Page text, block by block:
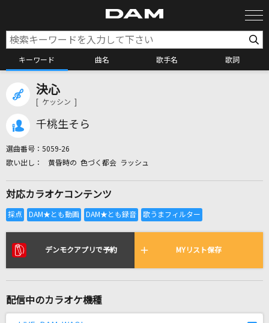
キーワード 曲名 歌手名 歌詞
全国りれき
リアルタイムで歌われている曲の一覧
[生音]Tomorrow never knows
決心
[ ケッシン ]
千桃生そら
選曲番号： 5059-26
黄昏時の 色づく都会 ラッシュ
対応カラオケコンテンツ
デンモクアプリで予約 MYリスト保存
配信中のカラオケ機種